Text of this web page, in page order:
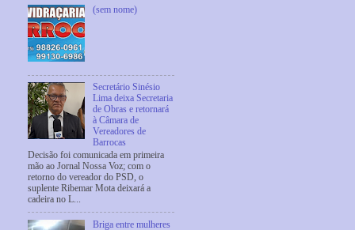
(sem nome)
Secretário Sinésio
Lima deixa Secretaria
de Obras e retornará
à Câmara de
Vereadores de
Barrocas
Decisão foi comunicada em primeira
mão ao Jornal Nossa Voz; com o
retorno do vereador do PSD, o
suplente Ribemar Mota deixará a
cadeira no L...
Briga entre mulheres